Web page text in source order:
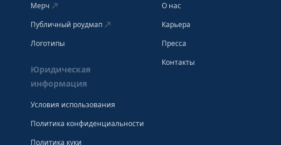
Мерч
Публичный роудмап
Логотипы
Юридическая
информация
Условия использования
Политика конфиденциальности
Политика куки
О нас
Карьера
Пресса
Контакты